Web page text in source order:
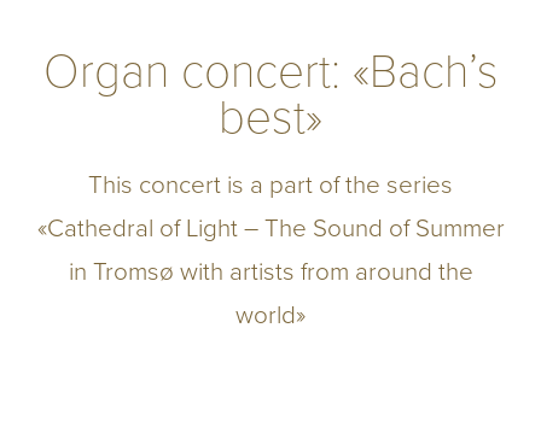
Organ concert: «Bach’s
best»
This concert is a part of the series
«Cathedral of Light – The Sound of Summer
in Tromsø with artists from around the
world»